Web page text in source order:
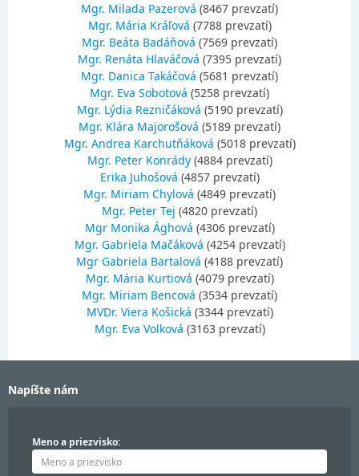
Mgr. Milada Pazerová (8467 prevzatí)
Mgr. Mária Kráľová (7788 prevzatí)
Mgr. Beáta Badáňová (7569 prevzatí)
Mgr. Renáta Hlaváčová (7395 prevzatí)
Mgr. Danica Takáčová (5681 prevzatí)
Mgr. Eva Sobotová (5258 prevzatí)
Mgr. Lýdia Rezničáková (5190 prevzatí)
Mgr. Klára Majorošová (5189 prevzatí)
Mgr. Andrea Karchutňáková (5018 prevzatí)
Mgr. Peter Konrády(4884 prevzatí)
Erika Juhošová (4857 prevzatí)
Mgr. Miriam Chylová (4849 prevzatí)
Mgr. Peter Tej (4820 prevzatí)
Mgr Monika Ághová (4306 prevzatí)
Mgr. Gabriela Mačáková (4254 prevzatí)
Mgr Gabriela Bartalová (4188 prevzatí)
Mgr. Mária Kurtiová (4079 prevzatí)
Mgr. Miriam Bencová (3534 prevzatí)
MVDr. Viera Košická (3344 prevzatí)
Mgr. Eva Volková (3163 prevzatí)
Napíšte nám
Meno a priezvisko: